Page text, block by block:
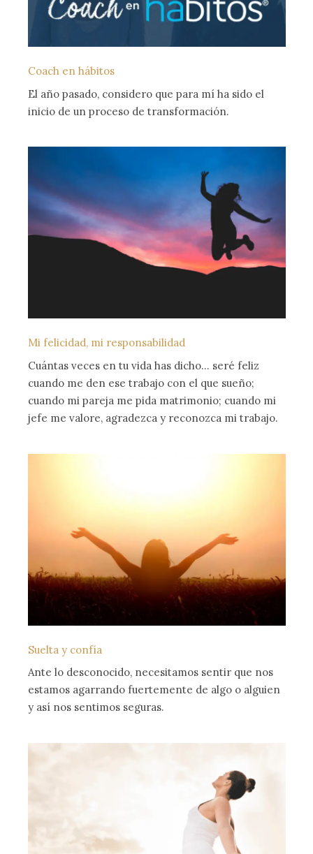
Coach en hábitos
El año pasado, considero que para mí ha sido el
inicio de un proceso de transformación.
Mi felicidad, mi responsabilidad
Cuántas veces en tu vida has dicho… seré feliz
cuando me den ese trabajo con el que sueño;
cuando mi pareja me pida matrimonio; cuando mi
jefe me valore, agradezca y reconozca mi trabajo.
Suelta y confía
Ante lo desconocido, necesitamos sentir que nos
estamos agarrando fuertemente de algo o alguien
y así nos sentimos seguras.